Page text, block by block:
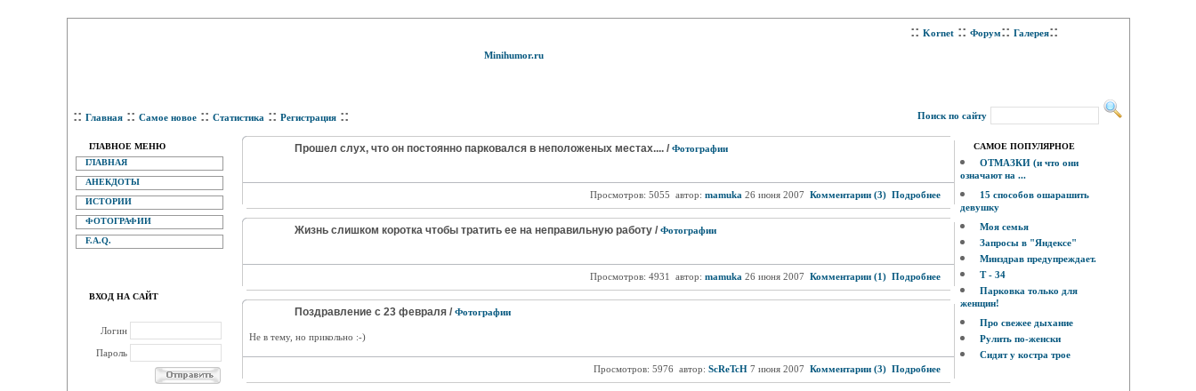
Minihumor.ru
:: Kornet :: Форум:: Галерея::
:: Главная :: Самое новое :: Статистика :: Регистрация :: Поиск по сайту
ГЛАВНОЕ МЕНЮ
ГЛАВНАЯ
АНЕКДОТЫ
ИСТОРИИ
ФОТОГРАФИИ
F.A.Q.
ВХОД НА САЙТ
Логин
Пароль
Прошел слух, что он постоянно парковался в неположеных местах.... / Фотографии
Просмотров: 5055 автор: mamuka 26 июня 2007 Комментарии (3) Подробнее
Жизнь слишком коротка чтобы тратить ее на неправильную работу / Фотографии
Просмотров: 4931 автор: mamuka 26 июня 2007 Комментарии (1) Подробнее
Поздравление с 23 февраля / Фотографии
Не в тему, но прикольно :-)
Просмотров: 5976 автор: ScReTcH7 июня 2007 Комментарии (3) Подробнее
САМОЕ ПОПУЛЯРНОЕ
ОТМАЗКИ (и что они
означают на ...
15 способов ошарашить
девушку
Моя семья
Запросы в "Яндексе"
Минздрав предупреждает.
Т - 34
Парковка только для
женщин!
Про свежее дыхание
Рулить по-женски
Сидят у костра трое